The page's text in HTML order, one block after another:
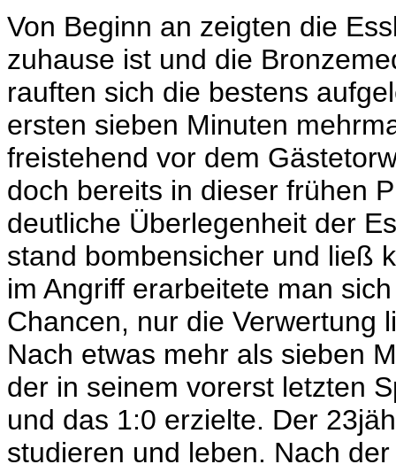
Von Beginn an zeigten die
zuhause ist und die
rauften sich die bestens
ersten sieben Minuten
freistehend vor dem
doch bereits in dieser frühen
deutliche Überlegenheit der
stand bombensicher und ließ
im Angriff erarbeitete man
Chancen, nur die Verwertung
Nach etwas mehr als sieben
der in seinem vorerst letzten
und das 1:0 erzielte. Der
studieren und leben. Nach